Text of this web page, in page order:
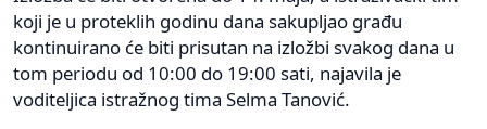
koji je u proteklih godinu dana sakupljao građu
kontinuirano će biti prisutan na izložbi svakog dana u
tom periodu od 10:00 do 19:00 sati, najavila je
voditeljica istražnog tima Selma Tanović.